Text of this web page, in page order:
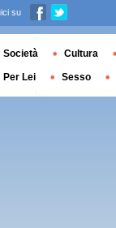
su
Società Cultura
Per Lei Sesso